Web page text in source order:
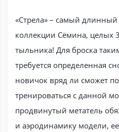
«Стрела» – самый
коллекции Сёмина, целых
тыльника! Для броска
требуется определенная
новичок вряд ли сможет
тренироваться с данной
продвинутый метатель
и аэродинамику модели,